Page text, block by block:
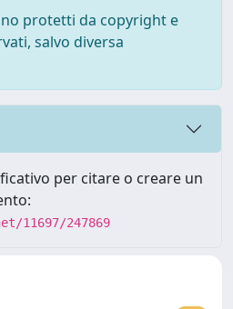
protetti da copyright e
salvo diversa
per citare o creare un
11697/247869